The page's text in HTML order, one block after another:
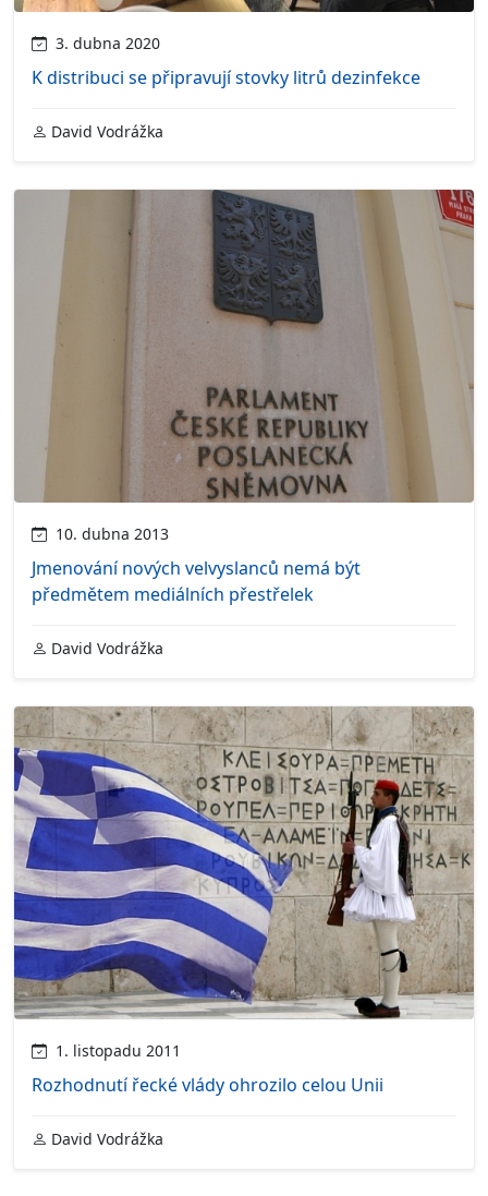
3. dubna 2020
K distribuci se připravují stovky litrů dezinfekce
David Vodrážka
10. dubna 2013
Jmenování nových velvyslanců nemá být
předmětem mediálních přestřelek
David Vodrážka
1. listopadu 2011
Rozhodnutí řecké vlády ohrozilo celou Unii
David Vodrážka